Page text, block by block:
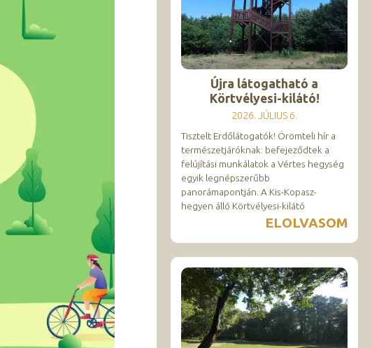
Újra látogatható a
Körtvélyesi-kilátó!
2026. JÚLIUS 6.
Tisztelt Erdőlátogatók! Örömteli hír a
természetjáróknak: befejeződtek a
felújítási munkálatok a Vértes hegység
egyik legnépszerűbb
panorámapontján. A Kis-Kopasz-
hegyen álló Körtvélyesi-kilátó
ELOLVASOM